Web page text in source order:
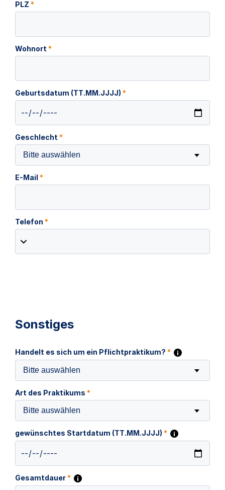
PLZ *
Wohnort *
Geburtsdatum (TT.MM.JJJJ) *
Geschlecht *
Bitte auswählen
E-Mail *
Telefon *
Sonstiges
Handelt es sich um ein Pflichtpraktikum? *
Bitte auswählen
Art des Praktikums *
Bitte auswählen
gewünschtes Startdatum (TT.MM.JJJJ) *
Gesamtdauer*